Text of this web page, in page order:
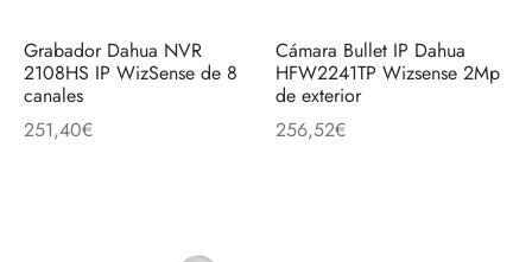
Grabador Dahua NVR
2108HS IP WizSense de 8
canales
251,40€
Cámara Bullet IP Dahua
HFW2241TP Wizsense 2Mp
de exterior
256,52€